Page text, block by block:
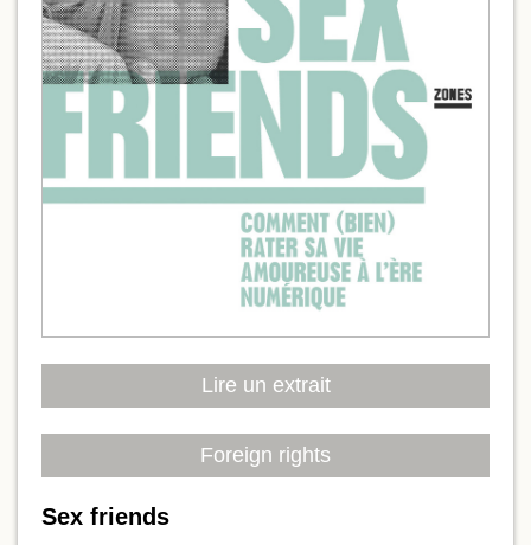
Lire un extrait
Foreign rights
Sex friends